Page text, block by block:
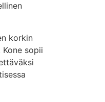
korkin
sopii